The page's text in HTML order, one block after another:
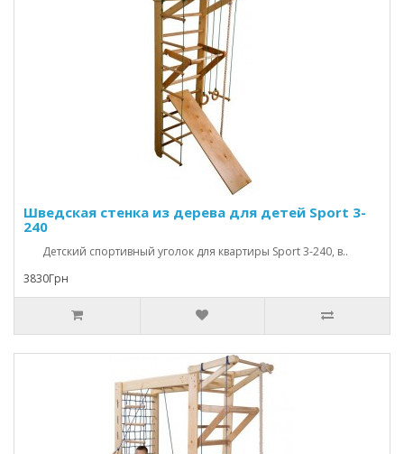
Шведская стенка из дерева для детей Sport 3-
240
Детский спортивный уголок для квартиры Sport 3-240, в..
3830Грн